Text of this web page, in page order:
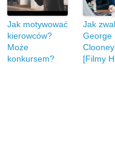
Jak motywować
kierowców?
Może
konkursem?
Jak
George
[Filmy